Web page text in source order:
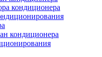
кондиционера
кондиционера